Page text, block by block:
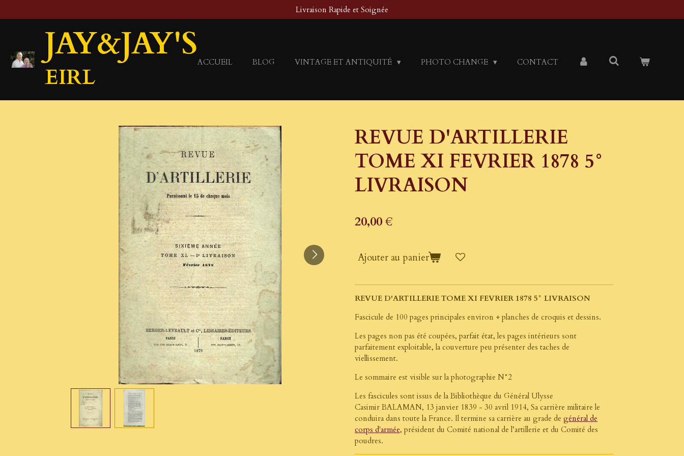
au
Livraison Rapide et Soignée
JAY&JAY'S
EIRL
ACCUEIL BLOG VINTAGE ET ANTIQUITÉ PHOTO CHANGE CONTACT
REVUE D'ARTILLERIE
TOME XI FEVRIER 1878 5°
LIVRAISON
20,00 €
Ajouter au panier
REVUE D'ARTILLERIE TOME XI FEVRIER 1878 5° LIVRAISON
Fascicule de 100 pages principales environ + planches de croquis et dessins.
Les pages non pas été coupées, parfait état, les pages intérieurs sont
parfaitement exploitable, la couverture peu présenter des taches de
viellissement.
Le sommaire est visible sur la photographie N°2
Les fascicules sont issus de la Bibliothèque du Général Ulysse
Casimir BALAMAN, 13 janvier 1839 - 30 avril 1914, Sa carrière militaire le
conduira dans toute la France. Il termine sa carrière au grade de général de
corps d'armée, président du Comité national de l’artillerie et du Comité des
poudres.